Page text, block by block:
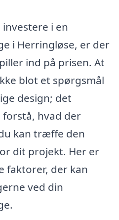
i en
i Herringløse, er der
ind på prisen. At
blot et spørgsmål
design; det
hvad der
kan træffe den
dit projekt. Her er
faktorer, der kan
ved din